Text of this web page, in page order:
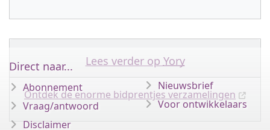
Lees verder op Yory
Ontdek de enorme bidprentjes verzamelingen
Direct naar...
Abonnement
Vraag/antwoord
Disclaimer
Nieuwsbrief
Voor ontwikkelaars